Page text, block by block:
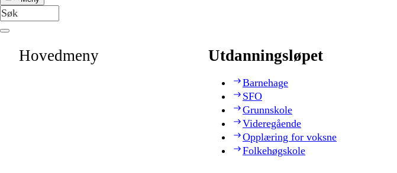
Hovedmeny Utdanningsløpet
Barnehage
SFO
Grunnskole
Videregående
Opplæring for voksne
Folkehøgskole